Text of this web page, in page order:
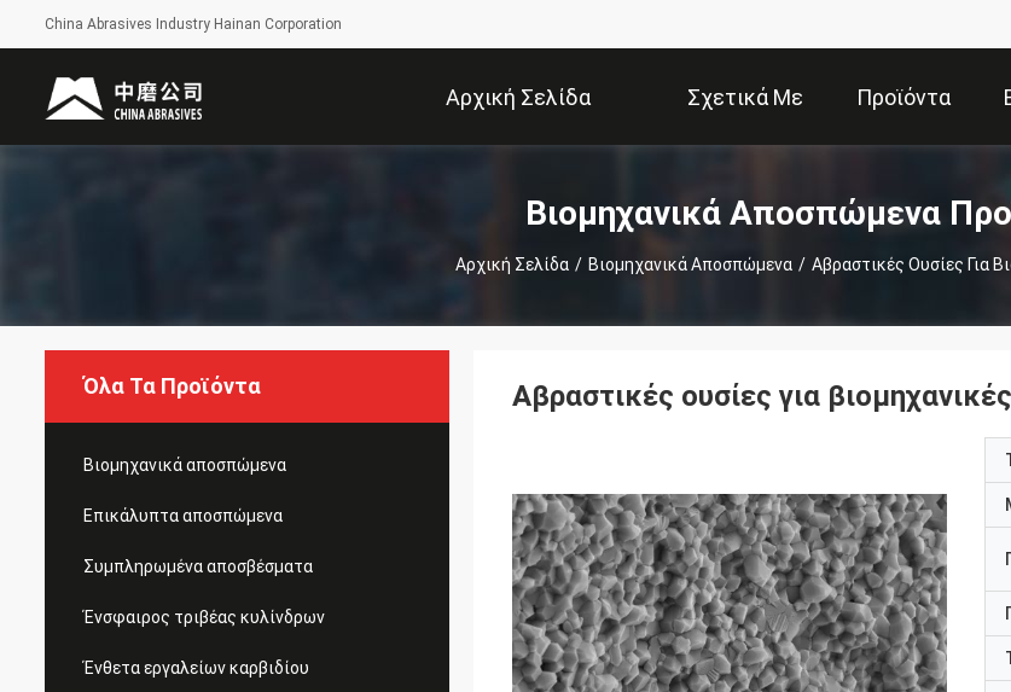
China Abrasives Industry Hainan Corporation
Αρχική Σελίδα Σχετικά Με Προϊόντα
Βιομηχανικά Αποσπώμενα
Αρχική Σελίδα / Βιομηχανικά Αποσπώμενα / Αβραστικές Ουσίες Για
Όλα Τα Προϊόντα
Βιομηχανικά αποσπώμενα
Επικάλυπτα αποσπώμενα
Συμπληρωμένα αποσβέσματα
Ένσφαιρος τριβέας κυλίνδρων
Ένθετα εργαλείων καρβιδίου
Αβραστικές ουσίες για